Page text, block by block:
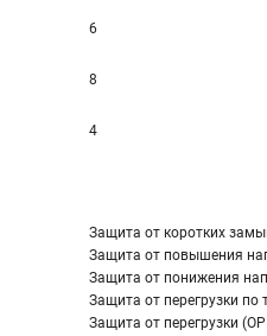
6
8
4
Защита от коротких
Защита от повышения
Защита от понижения
Защита от перегрузки по
Защита от перегрузки